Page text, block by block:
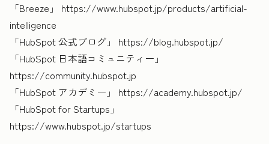
「Breeze」 https://www.hubspot.jp/products/artificial-
intelligence
「HubSpot 公式ブログ」 https://blog.hubspot.jp/
「HubSpot 日本語コミュニティー」
https://community.hubspot.jp
「HubSpot アカデミー」 https://academy.hubspot.jp/
「HubSpot for Startups」
https://www.hubspot.jp/startups